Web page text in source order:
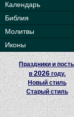
Календарь
Библия
Молитвы
Иконы
Праздники и
в2026 году.
Новый стиль
Старый стиль